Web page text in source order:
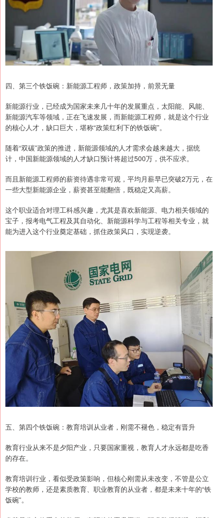
四、第三个铁饭碗：新能源工程师，政策加持，前景无量
新能源行业，已经成为国家未来几十年的发展重点，太阳能、风能、
新能源汽车等领域，正在飞速发展，而新能源工程师，就是这个行业
的核心人才，缺口巨大，堪称“政策红利下的铁饭碗”。
随着“双碳”政策的推进，新能源领域的人才需求会越来越大，据统
计，中国新能源领域的人才缺口预计将超过500万，供不应求。
而且新能源工程师的薪资待遇非常可观，平均月薪早已突破2万元，在
一些大型新能源企业，薪资甚至能翻倍，既稳定又高薪。
这个职业适合对理工科感兴趣，尤其是喜欢新能源、电力相关领域的
宝子，报考电气工程及其自动化、新能源科学与工程等相关专业，就
能为进入这个行业奠定基础，抓住政策风口，实现逆袭。
五、第四个铁饭碗：教育培训从业者，刚需不褪色，稳定有晋升
教育行业从来不是夕阳产业，只要国家重视，教育人才永远都是吃香
的存在。
教育培训行业，看似受政策影响，但核心刚需从未改变，不管是公立
学校的教师，还是素质教育、职业教育的从业者，都是未来十年的“铁
饭碗”。